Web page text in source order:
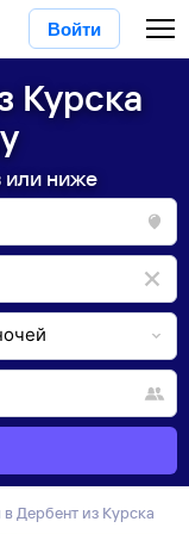
Войти
Курска
или ниже
Дербент из Курска